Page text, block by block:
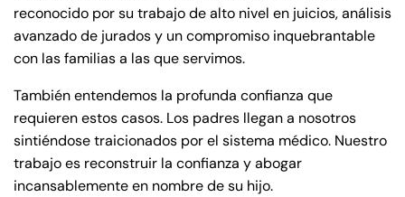
reconocido por su trabajo de alto nivel en juicios, análisis
avanzado de jurados y un compromiso inquebrantable
con las familias a las que servimos.
También entendemos la profunda confianza que
requieren estos casos. Los padres llegan a nosotros
sintiéndose traicionados por el sistema médico. Nuestro
trabajo es reconstruir la confianza y abogar
incansablemente en nombre de su hijo.